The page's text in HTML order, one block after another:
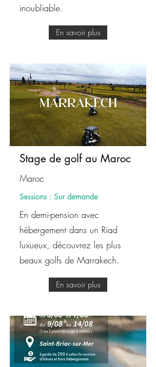
inoubliable.
En savoir plus
Stage de golf au Maroc
Maroc
Sessions : Sur demande
En demi-pension avec
hébergement dans un Riad
luxueux, découvrez les plus
beaux golfs de Marrakech.
En savoir plus